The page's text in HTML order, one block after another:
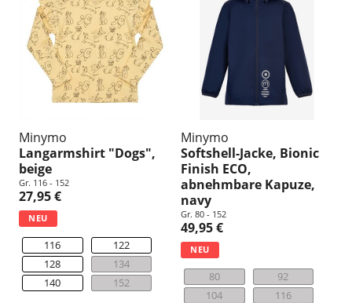
n
g
:
Minymo
Langarmshirt "Dogs",
beige
Gr. 116 - 152
27,95 €
NEU
116
122
128
134
140
152
Minymo
Softshell-Jacke, Bionic
Finish ECO,
abnehmbare Kapuze,
navy
Gr. 80 - 152
49,95 €
NEU
80
92
104
116